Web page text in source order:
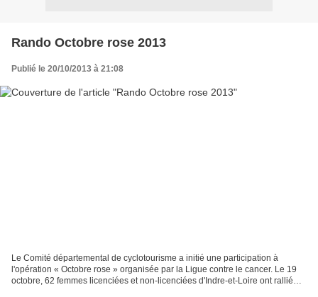
Rando Octobre rose 2013
Publié le 20/10/2013 à 21:08
Le Comité départemental de cyclotourisme a initié une participation à
l'opération « Octobre rose » organisée par la Ligue contre le cancer. Le 19
octobre, 62 femmes licenciées et non-licenciées d'Indre-et-Loire ont rallié